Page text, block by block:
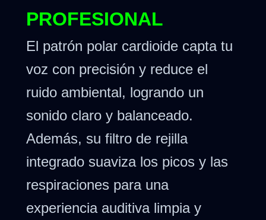
PROFESIONAL
El patrón polar cardioide capta tu
voz con precisión y reduce el
ruido ambiental, logrando un
sonido claro y balanceado.
Además, su filtro de rejilla
integrado suaviza los picos y las
respiraciones para una
experiencia auditiva limpia y